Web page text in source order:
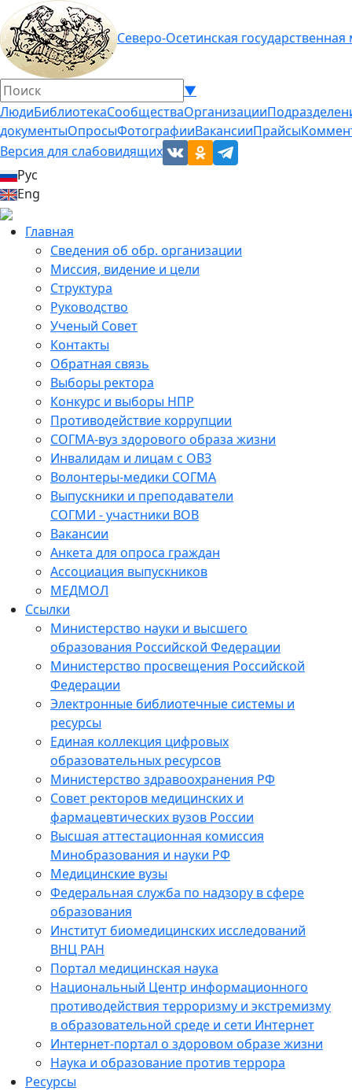
Северо-Осетинская
▼
ЛюдиБиблиотекаСообществаОрганизации
документыОпросыФотографииВакансииПрайсы
Версия для слабовидящих
Рус
Eng
Главная
Сведения об обр. организации
Миссия, видение и цели
Структура
Руководство
Ученый Совет
Контакты
Обратная связь
Выборы ректора
Конкурс и выборы НПР
Противодействие коррупции
СОГМА-вуз здорового образа жизни
Инвалидам и лицам с ОВЗ
Волонтеры-медики СОГМА
Выпускники и преподаватели
СОГМИ - участники ВОВ
Вакансии
Анкета для опроса граждан
Ассоциация выпускников
МЕДМОЛ
Ссылки
Министерство науки и высшего
образования Российской Федерации
Министерство просвещения Российской
Федерации
Электронные библиотечные системы и
ресурсы
Единая коллекция цифровых
образовательных ресурсов
Министерство здравоохранения РФ
Совет ректоров медицинских и
фармацевтических вузов России
Высшая аттестационная комиссия
Минобразования и науки РФ
Медицинские вузы
Федеральная служба по надзору в сфере
образования
Институт биомедицинских исследований
ВНЦ РАН
Портал медицинская наука
Национальный Центр информационного
противодействия терроризму и экстремизму
в образовательной среде и сети Интернет
Интернет-портал о здоровом образе жизни
Наука и образование против террора
Ресурсы